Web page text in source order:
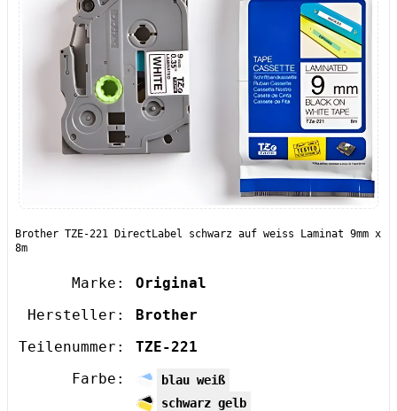
Brother TZE-221 DirectLabel schwarz auf weiss Laminat 9mm x
8m
Marke:
Original
Hersteller:
Brother
Teilenummer:
TZE-221
Farbe:
blau weiß
schwarz gelb